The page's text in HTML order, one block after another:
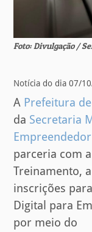
Foto: Divulgação /
Notícia do dia 07/
A Prefeitura
da Secretaria
parceria com
Treinamento,
inscrições
Digital para
por meio do